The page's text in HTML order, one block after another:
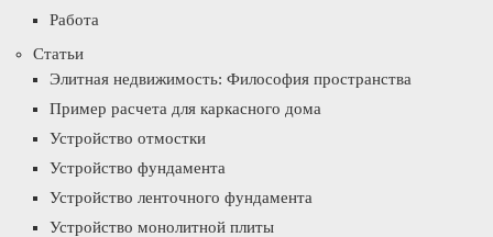
Работа
Статьи
Элитная недвижимость: Философия пространства
Пример расчета для каркасного дома
Устройство отмостки
Устройство фундамента
Устройство ленточного фундамента
Устройство монолитной плиты